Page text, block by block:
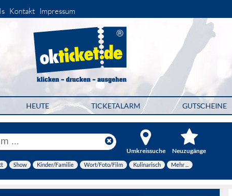
Kontakt Impressum
HEUTE TICKETALARM GUTSCHEINE
Umkreissuche Neuzugänge
Show Kinder/Familie Wort/Foto/Film Kulinarisch Mehr ...